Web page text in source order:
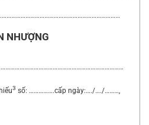
NHƯỢNG
3 số: …………….cấp ngày:…./…./………,